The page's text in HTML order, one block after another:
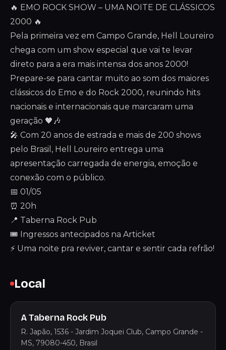
🔥 EMO ROCK SHOW – UMA NOITE DE CLÁSSICOS
2000 🔥
Pela primeira vez em Campo Grande, Hell Loureiro
chega com um show especial que vai te levar
direto para a era mais intensa dos anos 2000!
Prepare-se para cantar muito ao som dos maiores
clássicos do Emo e do Rock 2000, reunindo hits
nacionais e internacionais que marcaram uma
geração 🖤🎶
🎤 Com 20 anos de estrada e mais de 200 shows
pelo Brasil, Hell Loureiro entrega uma
apresentação carregada de energia, emoção e
conexão com o público.
📅 01/05
⏰ 20h
📍 Taberna Rock Pub
🎟 Ingressos antecipados na Articket
⚡ Uma noite pra reviver, cantar e sentir cada refrão!
Local
A Taberna Rock Pub
R. Japão, 1536 - Jardim Joquei Club, Campo Grande -
MS, 79080-450, Brasil